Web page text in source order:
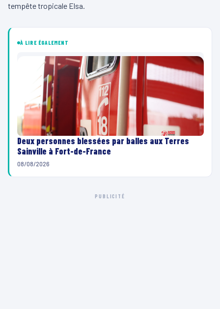
tempête tropicale Elsa.
À LIRE ÉGALEMENT
Deux personnes blessées par balles aux Terres
Sainville à Fort-de-France
08/08/2026
PUBLICITÉ